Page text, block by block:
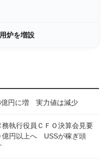
炉を増設
円に増 実力値は減少
執行役員ＣＦＯ決算会見要
円以上へ USSが稼ぎ頭